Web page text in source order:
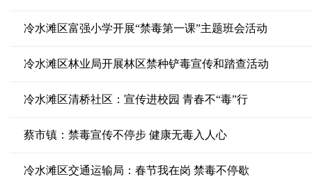
冷水滩区富强小学开展“禁毒第一课”主题班会活动
冷水滩区林业局开展林区禁种铲毒宣传和踏查活动
冷水滩区清桥社区：宣传进校园 青春不“毒”行
蔡市镇：禁毒宣传不停步 健康无毒入人心
冷水滩区交通运输局：春节我在岗 禁毒不停歇